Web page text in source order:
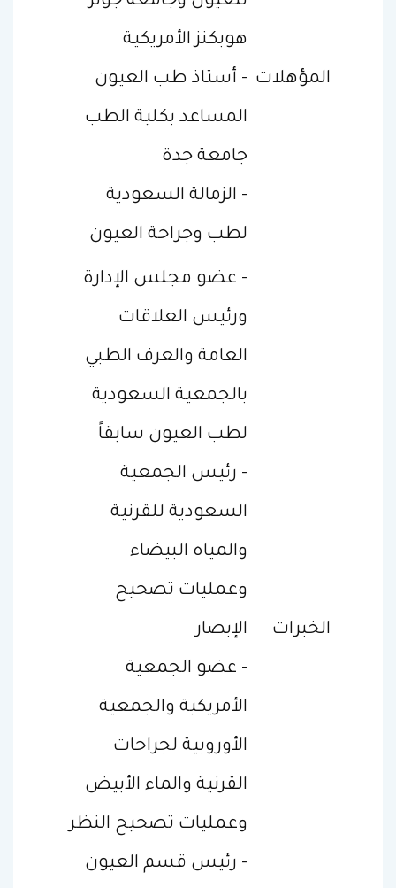
المؤهلات
هوبكنز الأمريكية
- أستاذ طب العيون
المساعد بكلية الطب
جامعة جدة
- الزمالة السعودية
لطب وجراحة العيون
الخبرات
- عضو مجلس الإدارة
ورئيس العلاقات
العامة والعرف الطبي
بالجمعية السعودية
لطب العيون سابقاً
- رئيس الجمعية
السعودية للقرنية
والمياه البيضاء
وعمليات تصحيح
الإبصار
- عضو الجمعية
الأمريكية والجمعية
الأوروبية لجراحات
القرنية والماء الأبيض
وعمليات تصحيح النظر
- رئيس قسم العيون